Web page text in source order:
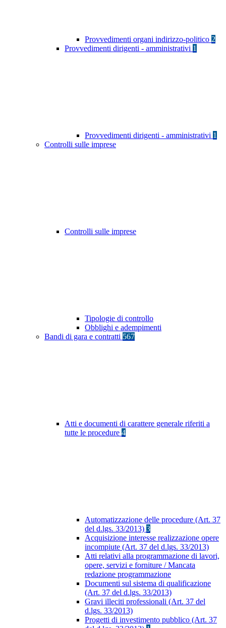
Provvedimenti organi indirizzo-politico 2
Provvedimenti dirigenti - amministrativi 1
Provvedimenti dirigenti - amministrativi 1
Controlli sulle imprese
Controlli sulle imprese
Tipologie di controllo
Obblighi e adempimenti
Bandi di gara e contratti 567
Atti e documenti di carattere generale riferiti a
tutte le procedure 4
Automatizzazione delle procedure (Art. 37
del d.lgs. 33/2013) 3
Acquisizione interesse realizzazione opere
incompiute (Art. 37 del d.lgs. 33/2013)
Atti relativi alla programmazione di lavori,
opere, servizi e forniture / Mancata
redazione programmazione
Documenti sul sistema di qualificazione
(Art. 37 del d.lgs. 33/2013)
Gravi illeciti professionali (Art. 37 del
d.lgs. 33/2013)
Progetti di investimento pubblico (Art. 37